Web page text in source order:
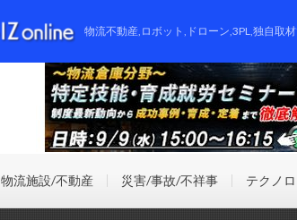
物流不動産,ロボット,ドローン,3PL,独自取
物流施設/不動産 災害/事故/不祥事 テクノ